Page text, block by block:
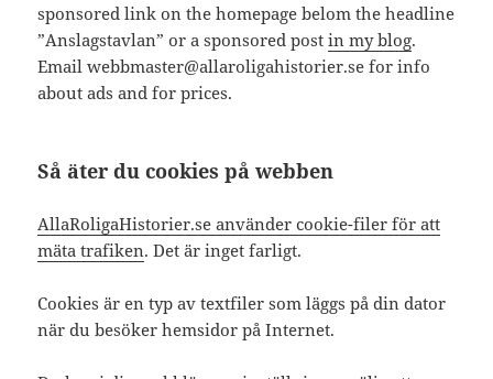
sponsored link on the homepage belom the headline
”Anslagstavlan” or a sponsored postin my blog.
Email webbmaster@allaroligahistorier.se for info
about ads and for prices.
Så äter du cookies på webben
AllaRoligaHistorier.se använder cookie-filer för att
mäta trafiken. Det är inget farligt.
Cookies är en typ av textfiler som läggs på din dator
när du besöker hemsidor på Internet.